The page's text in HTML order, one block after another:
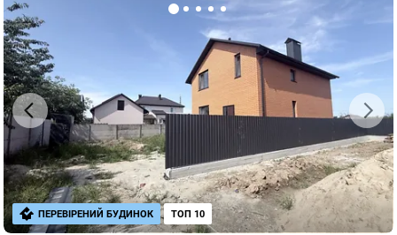
ПЕРЕВІРЕНИЙ БУДИНОК ТОП 10